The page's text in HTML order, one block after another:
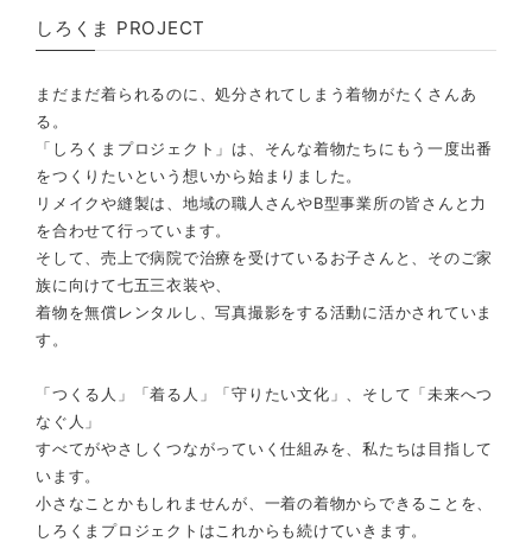
しろくま PROJECT
まだまだ着られるのに、処分されてしまう着物がたくさんあ
る。
「しろくまプロジェクト」は、そんな着物たちにもう一度出番
をつくりたいという想いから始まりました。
リメイクや縫製は、地域の職人さんやB型事業所の皆さんと力
を合わせて行っています。
そして、売上で病院で治療を受けているお子さんと、そのご家
族に向けて七五三衣装や、
着物を無償レンタルし、写真撮影をする活動に活かされていま
す。
「つくる人」「着る人」「守りたい文化」、そして「未来へつ
なぐ人」
すべてがやさしくつながっていく仕組みを、私たちは目指して
います。
小さなことかもしれませんが、一着の着物からできることを、
しろくまプロジェクトはこれからも続けていきます。